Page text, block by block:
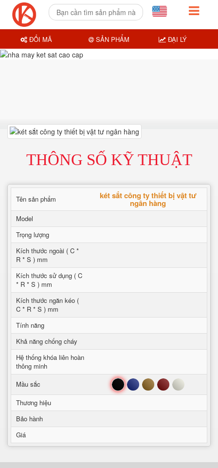
THÔNG SỐ KỸ THUẬT
Tên sản phẩm két sắt công ty thiết bị vật tư
ngân hàng
Model
Trọng lượng
Kích thước ngoài ( C *
R * S ) mm
Kích thước sử dụng ( C
* R * S ) mm
Kích thước ngăn kéo (
C * R * S ) mm
Tính năng
Khả năng chống cháy
Hệ thống khóa liên hoàn
thông minh
Mầu sắc
Đen Xanh Nâu Đỏ Trắng
Thương hiệu
Bảo hành
Giá
ĐỔI MÃ SẢN PHẨM ĐẠI LÝ